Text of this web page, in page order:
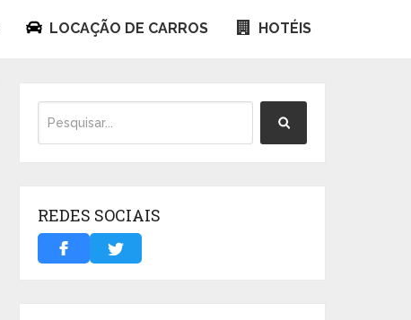
LOCAÇÃO DE CARROS HOTÉIS
REDES SOCIAIS